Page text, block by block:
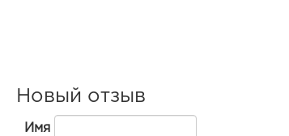
Новый отзыв
Имя